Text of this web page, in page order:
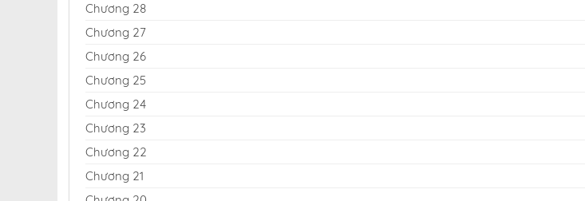
Chương 28
Chương 27
Chương 26
Chương 25
Chương 24
Chương 23
Chương 22
Chương 21